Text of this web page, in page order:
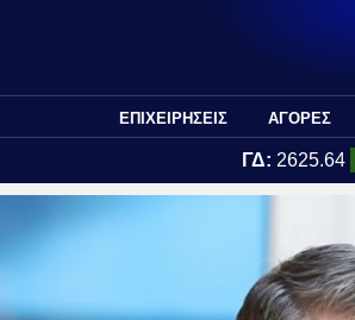
ΕΠΙΧΕΙΡΗΣΕΙΣ ΑΓΟΡΕΣ
ΓΔ: 2625.64